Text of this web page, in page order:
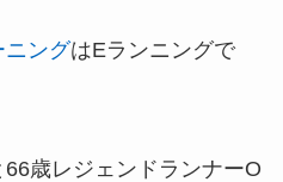
ニングはEランニングで
歳レジェンドランナーO